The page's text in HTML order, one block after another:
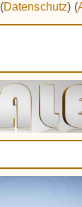
Datenschutz) (